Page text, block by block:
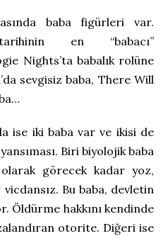
baba figürleri var.
en “babacı”
Nights’ta babalık rolüne
sevgisiz baba, There Will
ise iki baba var ve ikisi de
Biri biyolojik baba
görecek kadar yoz,
Bu baba, devletin
Öldürme hakkını kendinde
otorite. Diğeri ise